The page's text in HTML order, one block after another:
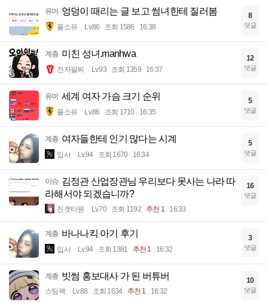
유머 엉덩이 때리는 글 보고 썸녀한테 질러봄
풀소유 Lv.86 조회 1586 16:38
8
댓글
계층 미친 성녀.manhwa
전자팔찌 Lv.93 조회 1359 16:37
12
댓글
유머 세계 여자 가슴 크기 순위
풀소유 Lv.86 조회 1710 16:35
5
댓글
계층 여자들한테 인기 많다는 시계
입사 Lv.94 조회 1670 16:34
5
댓글
이슈 김정관 산업장관님 우리보다 못사는 나라 따
라해서야 되겠습니까?
진겟타원 Lv.70 조회 1192 추천 1 16:33
16
댓글
계층 바나나킥 아기 후기
입사 Lv.94 조회 1381 추천 1 16:32
3
댓글
계층 빗썸 홍보대사 가 된 버튜버
스팀팩 Lv.88 조회 1634 추천 1 16:32
10
댓글